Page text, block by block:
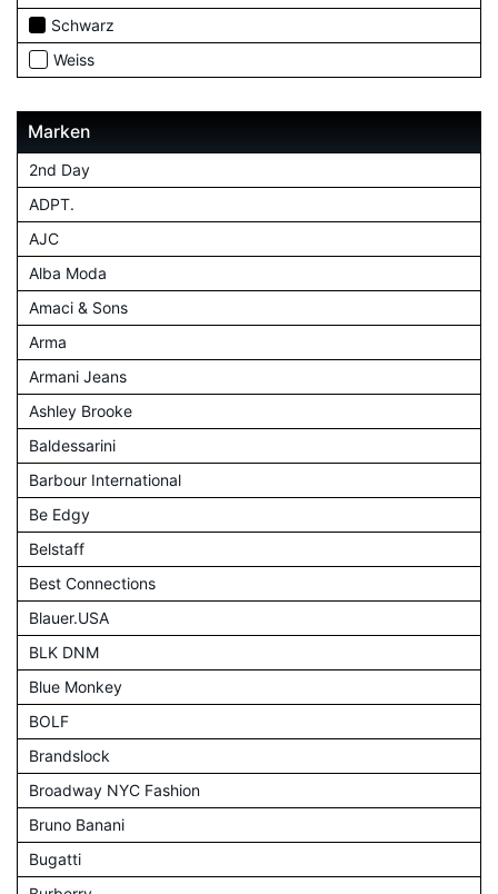
Schwarz
Weiss
Marken
2nd Day
ADPT.
AJC
Alba Moda
Amaci & Sons
Arma
Armani Jeans
Ashley Brooke
Baldessarini
Barbour International
Be Edgy
Belstaff
Best Connections
Blauer.USA
BLK DNM
Blue Monkey
BOLF
Brandslock
Broadway NYC Fashion
Bruno Banani
Bugatti